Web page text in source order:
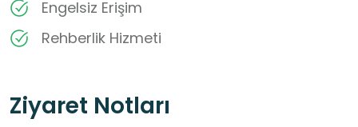
Engelsiz Erişim
Rehberlik Hizmeti
Ziyaret Notları